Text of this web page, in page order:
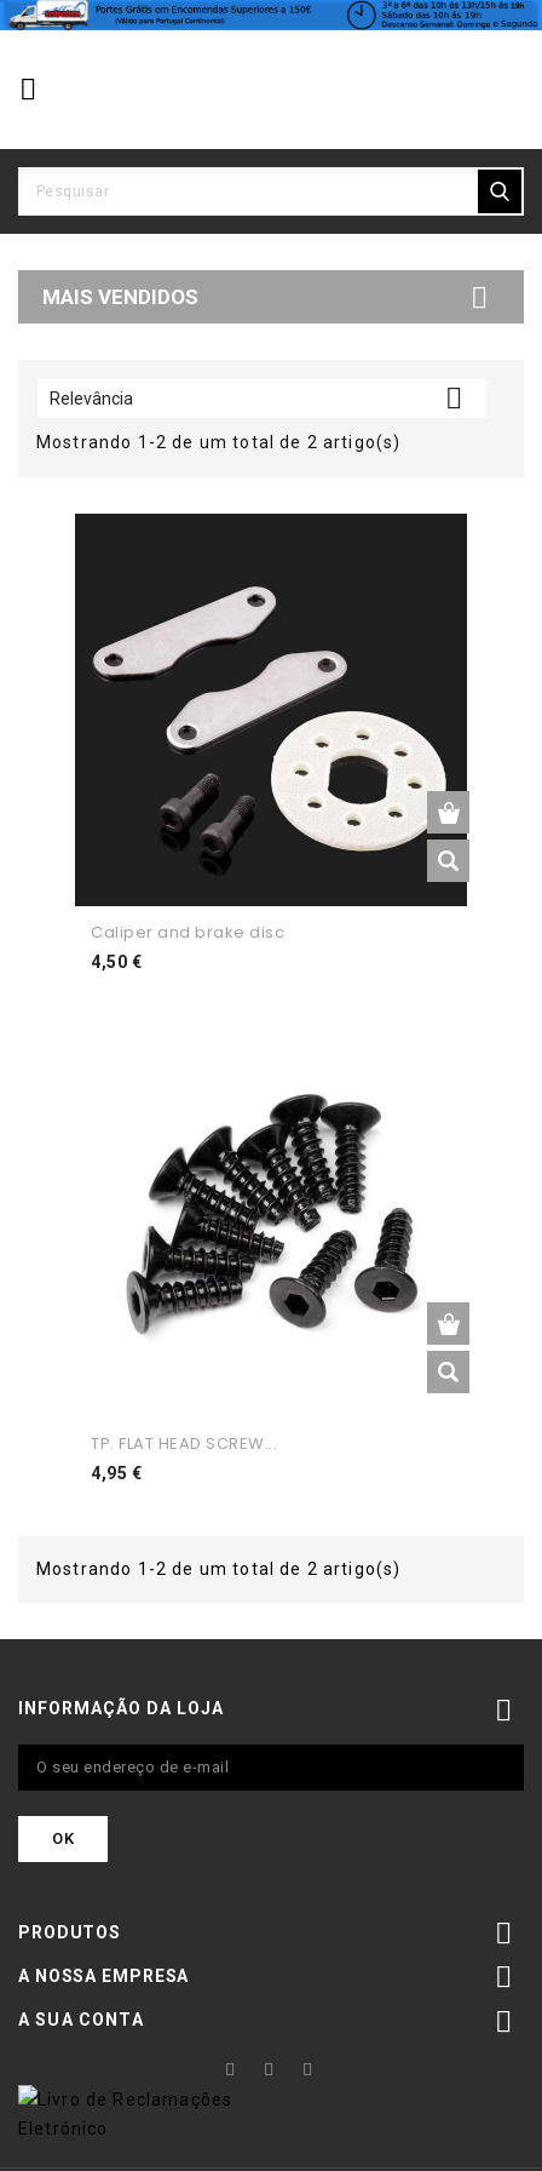

MAIS VENDIDOS 
Relevância 
Mostrando 1-2 de um total de 2 artigo(s)
Caliper and brake disc
4,50 €Preço
TP. FLAT HEAD SCREW...
4,95 €Preço
Mostrando 1-2 de um total de 2 artigo(s)
INFORMAÇÃO DA LOJA 
PRODUTOS 
A NOSSA EMPRESA 
A SUA CONTA 